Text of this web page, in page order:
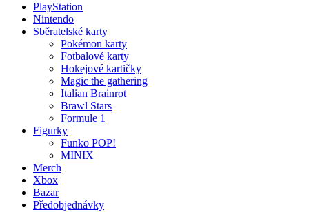
PlayStation
Nintendo
Sběratelské karty
Pokémon karty
Fotbalové karty
Hokejové kartičky
Magic the gathering
Italian Brainrot
Brawl Stars
Formule 1
Figurky
Funko POP!
MINIX
Merch
Xbox
Bazar
Předobjednávky